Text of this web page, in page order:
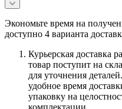
Экономьте время на
доступно 4 варианта
Курьерская доставка
товар поступит на
для уточнения
удобное время
упаковку на
комплектации.